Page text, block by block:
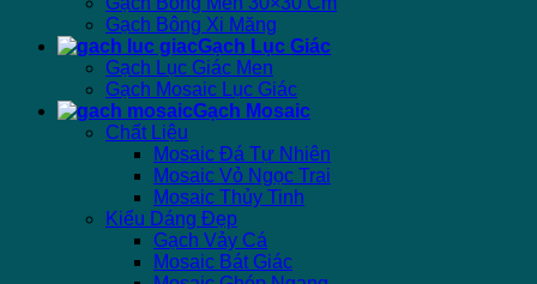
Gạch Bông Xi Măng
Gạch Lục Giác
Gạch Lục Giác Men
Gạch Mosaic Lục Giác
Gạch Mosaic
Chất Liệu
Mosaic Đá Tự Nhiên
Mosaic Vỏ Ngọc Trai
Mosaic Thủy Tinh
Kiểu Dáng Đẹp
Gạch Vảy Cá
Mosaic Bát Giác